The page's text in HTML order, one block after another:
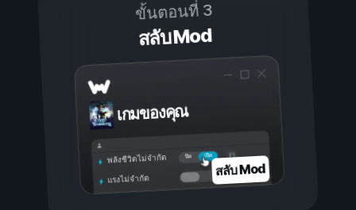
ขั้นตอนที่ 3
สลับ Mod
เกมของคุณ
เปิด
ปิด
พลังชีวิตไม่จำกัด
แรงไม่จำกัด สลับ Mod